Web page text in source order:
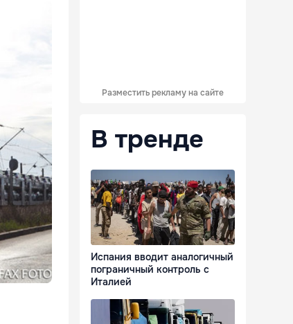
Разместить рекламу на сайте
В тренде
Испания вводит аналогичный
пограничный контроль с
Италией